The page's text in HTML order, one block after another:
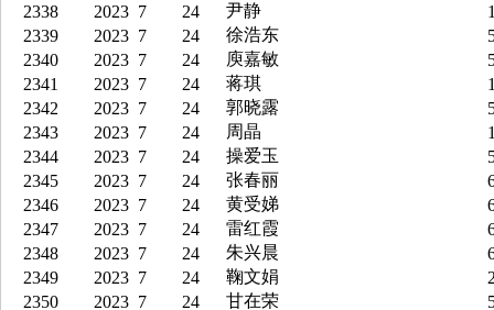
2338
2023 7 24 尹静
2339
2023 7 24 徐浩东
2340
2023 7 24 庾嘉敏
2341
2023 7 24 蒋琪
2342
2023 7 24 郭晓露
2343
2023 7 24 周晶
2344
2023 7 24 操爱玉
2345
2023 7 24 张春丽
2346
2023 7 24 黄受娣
2347
2023 7 24 雷红霞
2348
2023 7 24 朱兴晨
2349
2023 7 24 鞠文娟
2350
2023 7 24 甘在荣